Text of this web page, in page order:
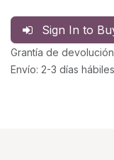
Sign In to
Grantía de
Envío: 2-3 días hábiles